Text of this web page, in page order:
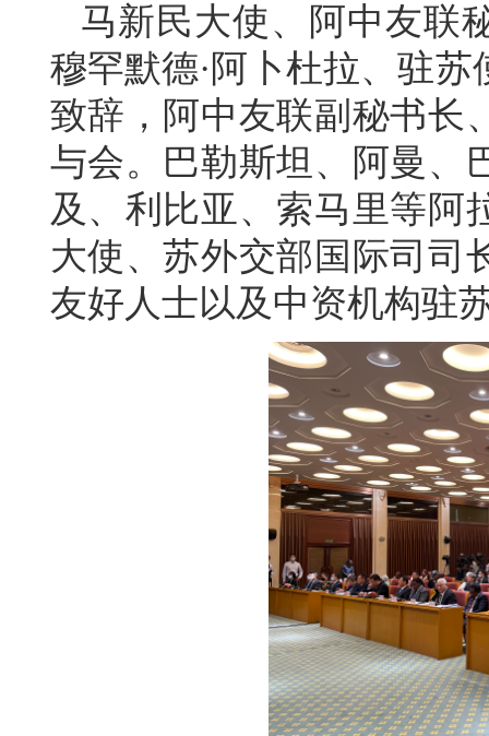
马新民大使、阿中友联
穆罕默德·阿卜杜拉、驻
致辞，阿中友联副秘书长
与会。巴勒斯坦、阿曼、
及、利比亚、索马里等阿
大使、苏外交部国际司司
友好人士以及中资机构驻